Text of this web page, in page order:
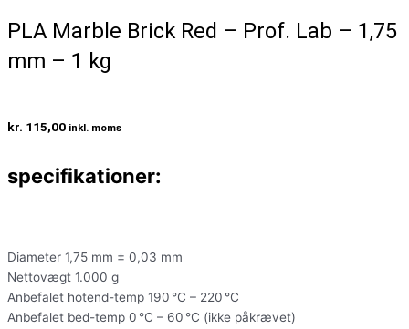
PLA Marble Brick Red – Prof. Lab – 1,75
mm – 1 kg
kr. 115,00 inkl. moms
specifikationer:
Diameter 1,75 mm ± 0,03 mm
Nettovægt 1.000 g
Anbefalet hotend-temp 190 °C – 220 °C
Anbefalet bed-temp 0 °C – 60 °C (ikke påkrævet)